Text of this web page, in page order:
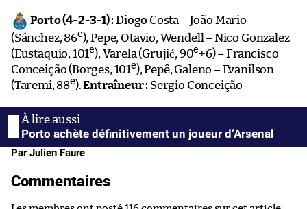
Porto (4-2-3-1) :Diogo Costa – João Mario
(Sánchez, 86e), Pepe, Otavio, Wendell – Nico Gonzalez
(Eustaquio, 101e), Varela (Grujić, 90e+6) – Francisco
Conceição (Borges, 101e), Pepê, Galeno – Evanilson
(Taremi, 88e).Entraîneur : Sergio Conceição
Porto achète définitivement un joueur d’Arsenal
Par Julien Faure
Commentaires